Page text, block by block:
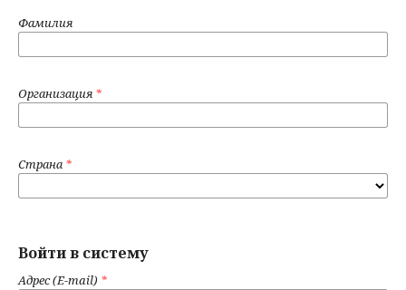
Фамилия
Организация *
Страна *
Войти в систему
Адрес (E-mail) *